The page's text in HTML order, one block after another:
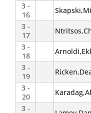
3 -
16
3 -
17
3 -
18
3 -
19
3 -
20
3 -